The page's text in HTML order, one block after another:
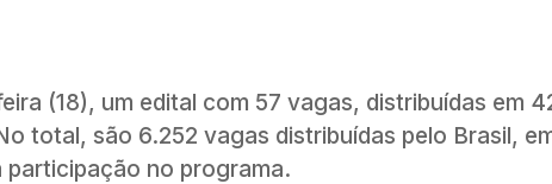
(18), um edital com 57 vagas, distribuídas em
total, são 6.252 vagas distribuídas pelo Brasil,
participação no programa.